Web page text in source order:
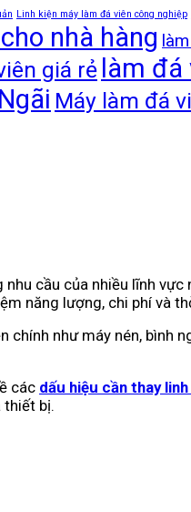
Linh kiện máy làm đá viên công nghiệp
nhà hàng
giá rẻ làm
Máy làm đá
cầu của nhiều lĩnh vực
năng lượng, chi phí và
chính như máy nén, bình
các dấu hiệu cần thay
thiết bị.